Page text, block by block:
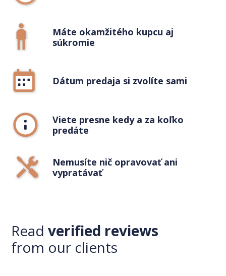
Máte okamžitého kupcu aj
súkromie
Dátum predaja si zvolíte sami
Viete presne kedy a za koľko
predáte
Nemusíte nič opravovať ani
vypratávať
Read verified reviews
from our clients